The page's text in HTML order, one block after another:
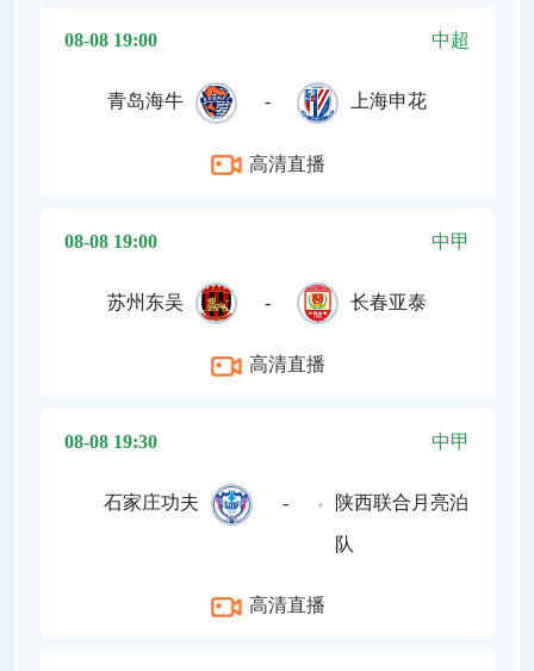
08-08 19:00 中超
青岛海牛 - 上海申花
高清直播
08-08 19:00 中甲
苏州东吴 - 长春亚泰
高清直播
08-08 19:30 中甲
石家庄功夫 - 陕西联合月亮泊
队
高清直播